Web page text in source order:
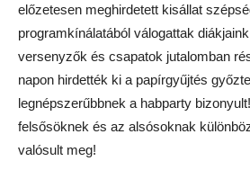
előzetesen meghirdetett kisállat
programkínálatából válogattak
versenyzők és csapatok jutalomban
napon hirdették ki a papírgyűjtés
legnépszerűbbnek a habparty
felsősöknek és az alsósoknak
valósult meg!